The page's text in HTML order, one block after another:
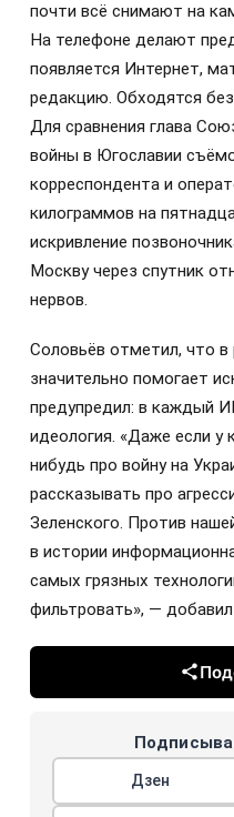
почти всё снимают на
На телефоне делают
появляется Интернет,
редакцию. Обходятся
Для сравнения глава
войны в Югославии
корреспондента и
килограммов на
искривление
Москву через спутник
нервов.
Соловьёв отметил, что в
значительно помогает
предупредил: в каждый
идеология. «Даже если у
нибудь про войну на
рассказывать про
Зеленского. Против
в истории
самых грязных
фильтровать», —
Дзен